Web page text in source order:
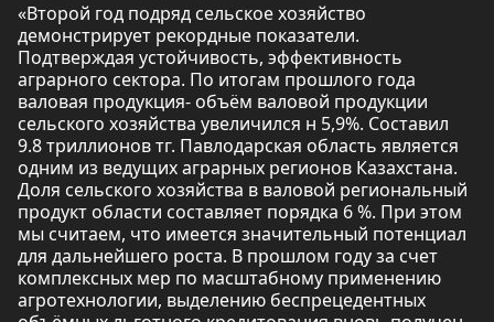
«Второй год подряд сельское хозяйство
демонстрирует рекордные показатели.
Подтверждая устойчивость, эффективность
аграрного сектора. По итогам прошлого года
валовая продукция- объём валовой продукции
сельского хозяйства увеличился н 5,9%. Составил
9.8 триллионов тг. Павлодарская область является
одним из ведущих аграрных регионов Казахстана.
Доля сельского хозяйства в валовой региональный
продукт области составляет порядка 6 %. При этом
мы считаем, что имеется значительный потенциал
для дальнейшего роста. В прошлом году за счет
комплексных мер по масштабному применению
агротехнологии, выделению беспрецедентных